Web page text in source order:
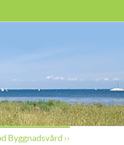
Byggnadsvård ››